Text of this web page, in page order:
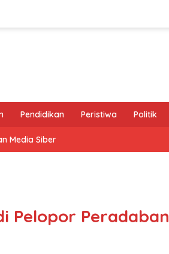
Pendidikan Peristiwa Politik
Media Siber
Pelopor Peradaban